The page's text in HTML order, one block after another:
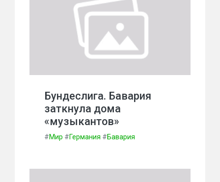
Бундеслига. Бавария
заткнула дома
«музыкантов»
#Мир #Германия #Бавария